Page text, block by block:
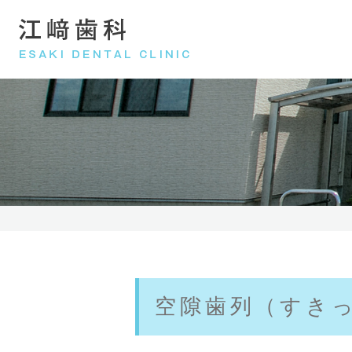
医院紹介 院長紹介
一般・小児歯科
予防治療
インプラント
矯正歯科
空隙歯列（すき